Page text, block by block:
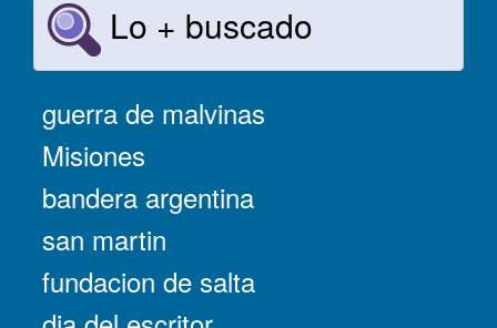
Lo + buscado
guerra de malvinas
Misiones
bandera argentina
san martin
fundacion de salta